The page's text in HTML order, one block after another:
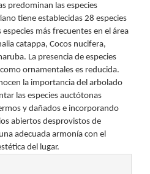
predominan las especies
tiene establecidas 28 especies
más frecuentes en el área
catappa, Cocos nucifera,
La presencia de especies
ornamentales es reducida.
la importancia del arbolado
las especies auctótonas
y dañados e incorporando
abiertos desprovistos de
adecuada armonía con el
del lugar.